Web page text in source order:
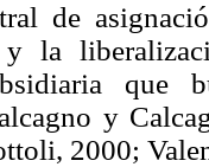
de
y la
que
y
2000;